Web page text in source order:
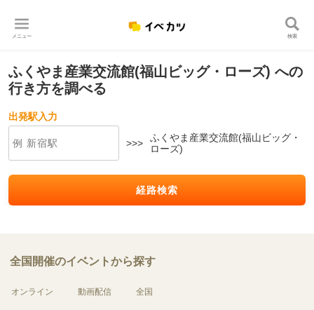
メニュー 検索
ふくやま産業交流館(福山ビッグ・ローズ) への
行き方を調べる
出発駅入力
>>>
ふくやま産業交流館(福山ビッグ・
ローズ)
経路検索
全国開催のイベントから探す
オンライン 動画配信 全国